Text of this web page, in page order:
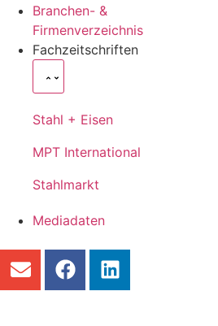
Branchen- &
Firmenverzeichnis
Fachzeitschriften
Stahl + Eisen
MPT International
Stahlmarkt
Mediadaten